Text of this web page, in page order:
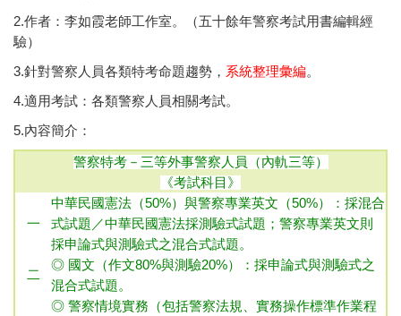
2.作者：李如霞老師工作室。（五十餘年警察考試用書編輯經
驗）
3.針對警察人員各類特考命題趨勢， 系統整理彙編。
4.適用考試：各類警察人員相關考試。
5.內容簡介：
警察特考－三等外事警察人員（內軌三等）
《考試科目》
一
中華民國憲法（50%）與警察專業英文（50%）：採混合
式試題／中華民國憲法採測驗式試題；警察專業英文則
採申論式與測驗式之混合式試題。
二
◎ 國文（作文80%與測驗20%）：採申論式與測驗式之
混合式試題 。
◎ 警察情境實務（包括警察法規、實務操作標準作業程